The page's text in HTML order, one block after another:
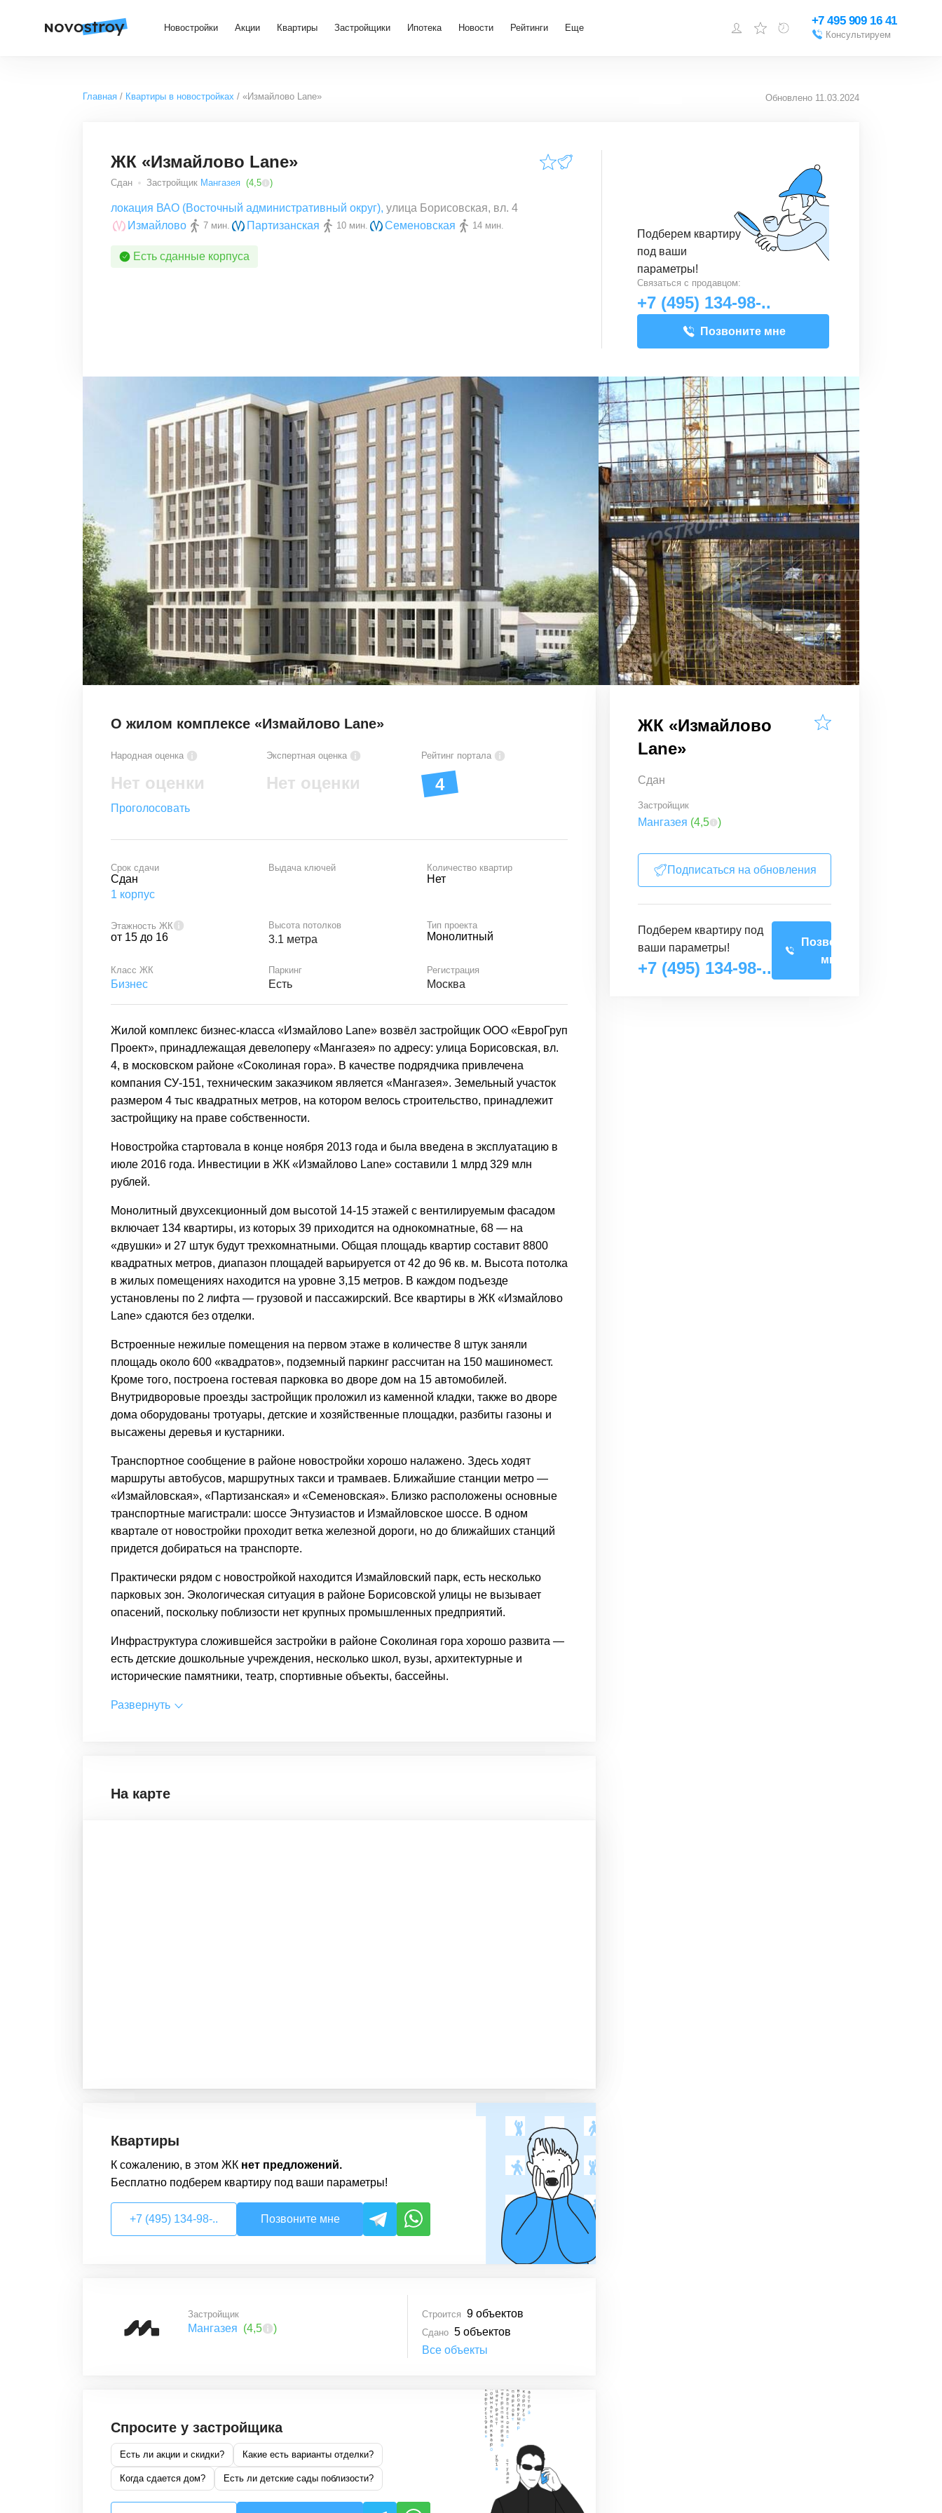
Новостройки Акции Квартиры Застройщики Ипотека Новости Рейтинги Еще
Добавить объект
+7 495 909 16 41
Консультируем
Главная Квартиры в новостройках «Измайлово Lane» Обновлено 11.03.2024
ЖК «Измайлово Lane»
Сдан Застройщик Мангазея (4,5 )
локация ВАО (Восточный административный округ), улица Борисовская, вл. 4
Измайлово
7 мин. Партизанская 10 мин. Семеновская 14 мин.
Есть сданные корпуса
Подберем квартиру
под ваши
параметры!
Связаться с продавцом:
+7 (495) 134-98-..
Позвоните мне
О жилом комплексе «Измайлово Lane»
Народная оценка
Нет оценки
Проголосовать
Экспертная оценка
Нет оценки
Рейтинг портала
4
Срок сдачи
Сдан
1 корпус
Выдача ключей Количество квартир
Нет
Этажность ЖК
от 15 до 16
Высота потолков
3.1 метра
Тип проекта
Монолитный
Класс ЖК
Бизнес
Паркинг
Есть
Регистрация
Москва
Жилой комплекс бизнес-класса «Измайлово Lane» возвёл застройщик ООО «ЕвроГруп
Проект», принадлежащая девелоперу «Мангазея» по адресу: улица Борисовская, вл.
4, в московском районе «Соколиная гора». В качестве подрядчика привлечена
компания СУ-151, техническим заказчиком является «Мангазея». Земельный участок
размером 4 тыс квадратных метров, на котором велось строительство, принадлежит
застройщику на праве собственности.
Новостройка стартовала в конце ноября 2013 года и была введена в эксплуатацию в
июле 2016 года. Инвестиции в ЖК «Измайлово Lane» составили 1 млрд 329 млн
рублей.
Монолитный двухсекционный дом высотой 14-15 этажей с вентилируемым фасадом
включает 134 квартиры, из которых 39 приходится на однокомнатные, 68 — на
«двушки» и 27 штук будут трехкомнатными. Общая площадь квартир составит 8800
квадратных метров, диапазон площадей варьируется от 42 до 96 кв. м. Высота потолка
в жилых помещениях находится на уровне 3,15 метров. В каждом подъезде
установлены по 2 лифта — грузовой и пассажирский. Все квартиры в ЖК «Измайлово
Lane» сдаются без отделки.
Встроенные нежилые помещения на первом этаже в количестве 8 штук заняли
площадь около 600 «квадратов», подземный паркинг рассчитан на 150 машиномест.
Кроме того, построена гостевая парковка во дворе дом на 15 автомобилей.
Внутридворовые проезды застройщик проложил из каменной кладки, также во дворе
дома оборудованы тротуары, детские и хозяйственные площадки, разбиты газоны и
высажены деревья и кустарники.
Транспортное сообщение в районе новостройки хорошо налажено. Здесь ходят
маршруты автобусов, маршрутных такси и трамваев. Ближайшие станции метро —
«Измайловская», «Партизанская» и «Семеновская». Близко расположены основные
транспортные магистрали: шоссе Энтузиастов и Измайловское шоссе. В одном
квартале от новостройки проходит ветка железной дороги, но до ближайших станций
придется добираться на транспорте.
Практически рядом с новостройкой находится Измайловский парк, есть несколько
парковых зон. Экологическая ситуация в районе Борисовской улицы не вызывает
опасений, поскольку поблизости нет крупных промышленных предприятий.
Инфраструктура сложившейся застройки в районе Соколиная гора хорошо развита —
есть детские дошкольные учреждения, несколько школ, вузы, архитектурные и
исторические памятники, театр, спортивные объекты, бассейны.
Развернуть
На карте
Квартиры
К сожалению, в этом ЖК нет предложений.
Бесплатно подберем квартиру под ваши параметры!
+7 (495) 134-98-.. Позвоните мне
Застройщик
Мангазея (4,5 )
Строится 9 объектов
Сдано 5 объектов
Все объекты
Спросите у застройщика
Есть ли акции и скидки? Какие есть варианты отделки?
Когда сдается дом? Есть ли детские сады поблизости?
ЖК «Измайлово
Lane»
Сдан
Застройщик
Мангазея (4,5 )
Подберем квартиру под
ваши параметры!
+7 (495) 134-98-..
Позвоните
мне
Подписаться на обновления